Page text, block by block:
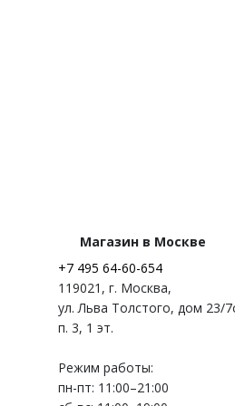
Магазин в Москве
+7 495 64-60-654
119021 , г. Москва,
ул. Льва Толстого, дом 23/
п. 3, 1 эт.
Режим работы:
пн-пт: 11:00–21:00